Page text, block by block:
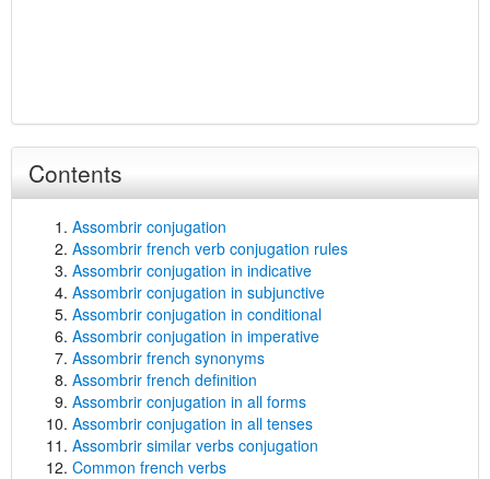
Contents
Assombrir conjugation
Assombrir french verb conjugation rules
Assombrir conjugation in indicative
Assombrir conjugation in subjunctive
Assombrir conjugation in conditional
Assombrir conjugation in imperative
Assombrir french synonyms
Assombrir french definition
Assombrir conjugation in all forms
Assombrir conjugation in all tenses
Assombrir similar verbs conjugation
Common french verbs